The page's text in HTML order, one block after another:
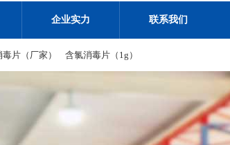
企业实力 联系我们
片（厂家） 含氯消毒片（1g）